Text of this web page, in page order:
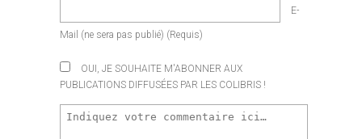
E-
Mail (ne sera pas publié) (requis)
OUI, JE SOUHAITE M'ABONNER AUX
PUBLICATIONS DIFFUSÉES PAR LES COLIBRIS !